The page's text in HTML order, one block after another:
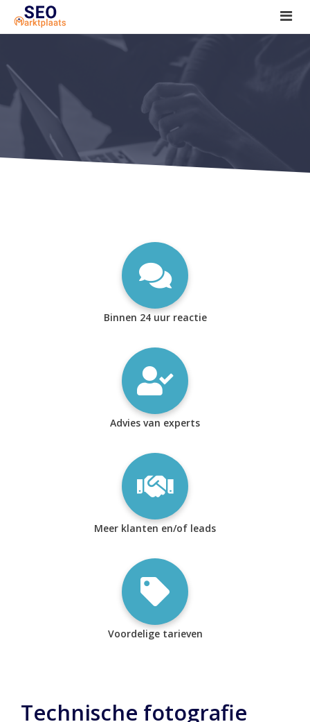
SEO tools reviews
Marketeer bij jou in de buurt?
Offerte
1. Seo voor beginners +
2. Onderzoeken +
Binnen 24 uur reactie
Advies van experts
Meer klanten en/of leads
Voordelige tarieven
Technische fotografie